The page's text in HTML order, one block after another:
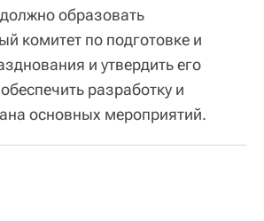
образовать
комитет по подготовке и
и утвердить его
разработку и
основных мероприятий.